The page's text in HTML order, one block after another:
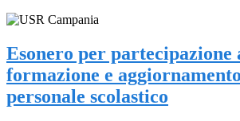
Esonero per partecipazione
formazione e
personale scolastico